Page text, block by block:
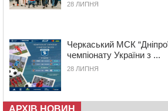
18:45 У Звенигородці влада
18:07 Боксерка з Черкащини
Європи серед молоді
17:30 На Черкащині державі
природно-заповідного фонду
полеглого внаслідок атаки
28 ЛИПНЯ
Черкаський МСК
чемпіонату України з ...
28 ЛИПНЯ